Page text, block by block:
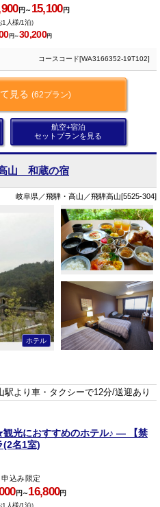
円～15,100円
1人様/1泊）
円～30,200円
コースコード[WA3166352-19T102]
見る (62プラン)
航空+宿泊
セットプランを見る
山 和蔵の宿
岐阜県／飛騨・高山／飛騨高山[5525-304]
ホテル
駅より車・タクシーで12分/送迎あり
光におすすめのホテル♪ ― 【禁
(2名1室)
込み限定
円～16,800円
1人様/1泊）